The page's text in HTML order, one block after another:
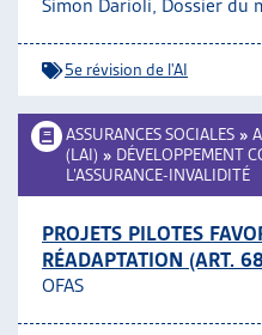
Simon Darioli, Dossier du
5e révision de l'AI
ASSURANCES SOCIALES »
(LAI) » DÉVELOPPEMENT
L’ASSURANCE-INVALIDITÉ
PROJETS PILOTES
RÉADAPTATION (ART.
OFAS